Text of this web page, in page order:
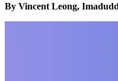
By Vincent Leong,